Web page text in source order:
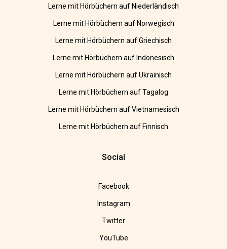
Lerne mit Hörbüchern auf Niederländisch
Lerne mit Hörbüchern auf Norwegisch
Lerne mit Hörbüchern auf Griechisch
Lerne mit Hörbüchern auf Indonesisch
Lerne mit Hörbüchern auf Ukrainisch
Lerne mit Hörbüchern auf Tagalog
Lerne mit Hörbüchern auf Vietnamesisch
Lerne mit Hörbüchern auf Finnisch
Social
Facebook
Instagram
Twitter
YouTube